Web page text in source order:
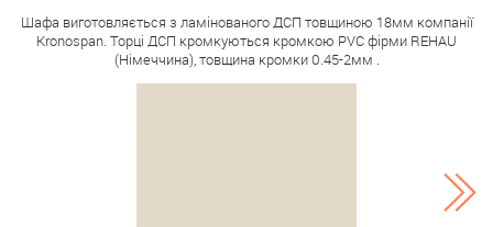
Шафа виготовляється з ламінованого ДСП товщиною 18мм компанії
Kronospan. Торці ДСП кромкуються кромкою PVC фірми REHAU
(Німеччина), товщина кромки 0.45-2мм .